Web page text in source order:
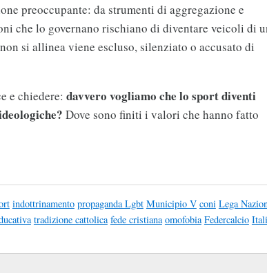
preoccupante: da strumenti di aggregazione e
che lo governano rischiano di diventare veicoli di
si allinea viene escluso, silenziato o accusato di
e chiedere: davvero vogliamo che lo sport diventi
Dove sono finiti i valori che hanno fatto
indottrinamento propaganda Lgbt Municipio V coni Lega
tradizione cattolica fede cristiana omofobia Federcalcio